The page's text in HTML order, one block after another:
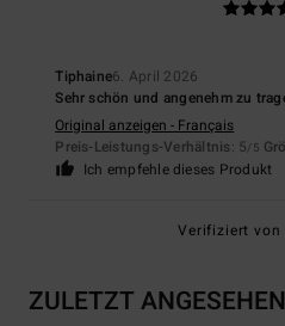
Tiphaine6. April 2026
Sehr schön und angenehm zu
Original anzeigen - Français
Preis-Leistungs-Verhältnis: 5/5
Ich empfehle dieses Produkt
Verifiziert von
ZULETZT